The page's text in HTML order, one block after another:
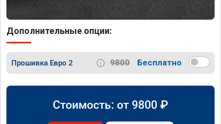
Дополнительные опции:
Прошивка Евро 2 9800 Бесплатно
Стоимость: от 9800 ₽